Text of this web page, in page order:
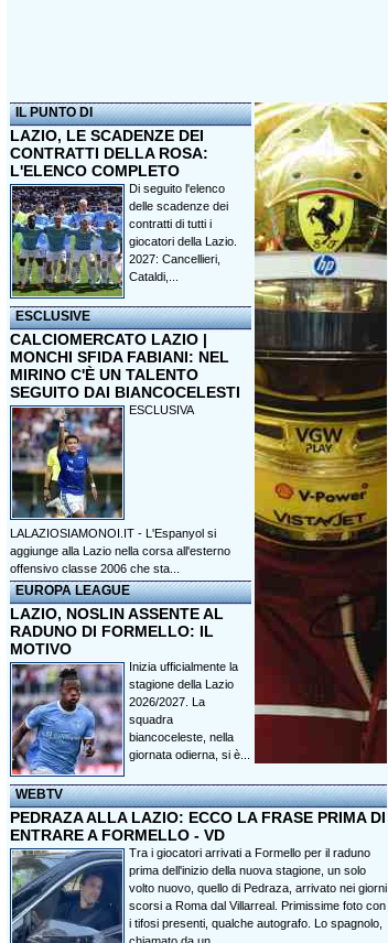
IL PUNTO DI
LAZIO, LE SCADENZE DEI
CONTRATTI DELLA ROSA:
L'ELENCO COMPLETO
Di seguito l'elenco
delle scadenze dei
contratti di tutti i
giocatori della Lazio.
2027: Cancellieri,
Cataldi,...
ESCLUSIVE
CALCIOMERCATO LAZIO |
MONCHI SFIDA FABIANI: NEL
MIRINO C'È UN TALENTO
SEGUITO DAI BIANCOCELESTI
ESCLUSIVA
LALAZIOSIAMONOI.IT - L'Espanyol si
aggiunge alla Lazio nella corsa all'esterno
offensivo classe 2006 che sta...
EUROPA LEAGUE
LAZIO, NOSLIN ASSENTE AL
RADUNO DI FORMELLO: IL
MOTIVO
Inizia ufficialmente la
stagione della Lazio
2026/2027. La
squadra
biancoceleste, nella
giornata odierna, si è...
WEBTV
PEDRAZA ALLA LAZIO: ECCO LA FRASE PRIMA DI
ENTRARE A FORMELLO - VD
Tra i giocatori arrivati a Formello per il raduno
prima dell'inizio della nuova stagione, un solo
volto nuovo, quello di Pedraza, arrivato nei giorni
scorsi a Roma dal Villarreal. Primissime foto con
i tifosi presenti, qualche autografo. Lo spagnolo,